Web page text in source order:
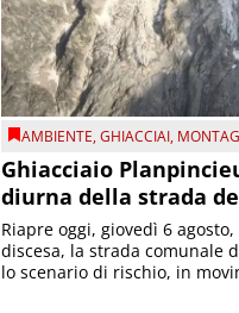
AMBIENTE,GHIACCIAI,
Ghiacciaio
diurna della strada
Riapre oggi, giovedì 6
discesa, la strada comunale
lo scenario di rischio, in